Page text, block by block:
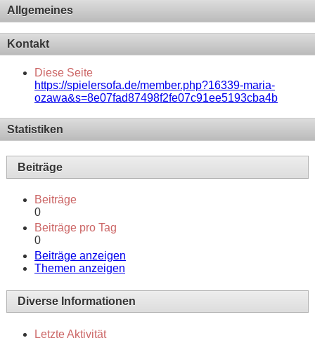
Allgemeines
Kontakt
Diese Seite
https://spielersofa.de/member.php?16339-maria-
ozawa&s=8e07fad87498f2fe07c91ee5193cba4b
Statistiken
Beiträge
Beiträge
0
Beiträge pro Tag
0
Beiträge anzeigen
Themen anzeigen
Diverse Informationen
Letzte Aktivität